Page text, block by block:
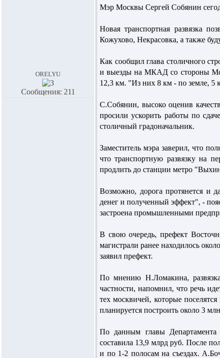
orelyu
Сообщения: 211
Мэр Москвы Сергей Собянин
Новая транспортная развязка
Кожухово, Некрасовка, а также
Как сообщил глава столичного
и выезды на МКАД со стороны
12,3 км. "Из них 8 км - по земле, 5
С.Собянин, высоко оценив
просили ускорить работы по
столичный градоначальник.
Заместитель мэра заверил, что
что транспортную развязку на
продлить до станции метро
Возможно, дорога протянется и
денег и полученный эффект", -
застроена промышленными
В свою очередь, префект
магистрали ранее находилось
заявил префект.
По мнению Н.Ломакина,
частности, напомнил, что речь
тех москвичей, которые
планируется построить около 3
По данным главы Департамента
составила 13,9 млрд руб. После
и по 1-2 полосам на съездах.